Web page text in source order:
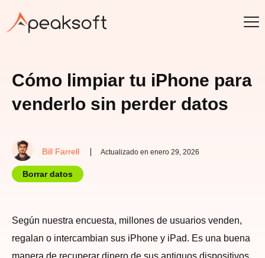
Cómo limpiar tu iPhone para
venderlo sin perder datos
Bill Farrell Actualizado en enero 29, 2026
Borrar datos
Según nuestra encuesta, millones de usuarios venden,
regalan o intercambian sus iPhone y iPad. Es una buena
manera de recuperar dinero de sus antiguos dispositivos